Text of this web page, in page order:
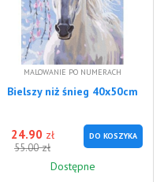
MALOWANIE PO NUMERACH
Bielszy niż śnieg 40x50cm
24.90 zł
55.00zł
DO KOSZYKA
Dostępne